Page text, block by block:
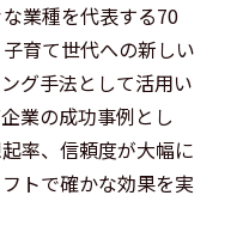
業種を代表する70
育て世代への新しい
グ手法として活用い
業の成功事例とし
率、信頼度が大幅に
トで確かな効果を実